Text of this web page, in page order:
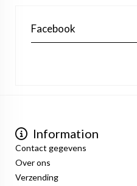
Facebook
Information
Contact gegevens
Over ons
Verzending